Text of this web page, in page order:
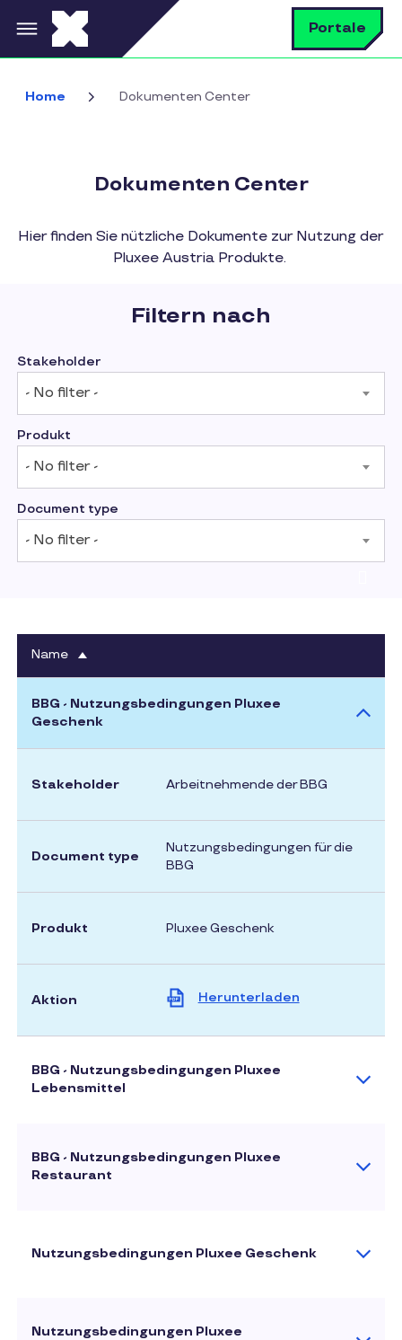
Direkt zum Inhalt Portale
Home Dokumenten Center
Dokumenten Center
Hier finden Sie nützliche Dokumente zur Nutzung der
Pluxee Austria Produkte.
Filtern nach
Stakeholder
- No filter -
Produkt
- No filter -
Document type
- No filter -
Name
Absteigend
BBG - Nutzungsbedingungen Pluxee
Geschenk
Stakeholder Arbeitnehmende der BBG
Document type
Nutzungsbedingungen für die
BBG
Produkt Pluxee Geschenk
Aktion Herunterladen
BBG - Nutzungsbedingungen Pluxee
Lebensmittel
BBG - Nutzungsbedingungen Pluxee
Restaurant
Nutzungsbedingungen Pluxee Geschenk
Nutzungsbedingungen Pluxee